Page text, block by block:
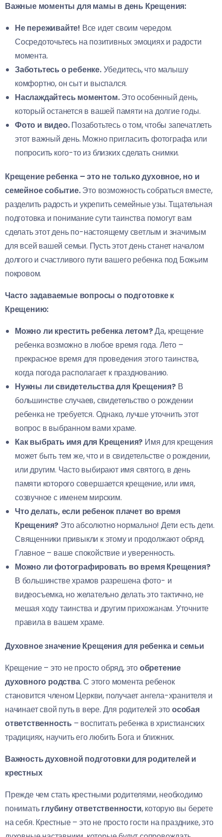
Важные моменты для мамы в день Крещения:
Не переживайте! Все идет своим чередом.
Сосредоточьтесь на позитивных эмоциях и радости
момента.
Заботьтесь о ребенке.Убедитесь, что малышу
комфортно, он сыт и выспался.
Наслаждайтесь моментом.Это особенный день,
который останется в вашей памяти на долгие годы.
Фото и видео.Позаботьтесь о том, чтобы запечатлеть
этот важный день. Можно пригласить фотографа или
попросить кого-то из близких сделать снимки.
Крещение ребенка – это не только духовное, но и
семейное событие.Это возможность собраться вместе,
разделить радость и укрепить семейные узы. Тщательная
подготовка и понимание сути таинства помогут вам
сделать этот день по-настоящему светлым и значимым
для всей вашей семьи. Пусть этот день станет началом
долгого и счастливого пути вашего ребенка под Божьим
покровом.
Часто задаваемые вопросы о подготовке к
Крещению:
Можно ли крестить ребенка летом?Да, крещение
ребенка возможно в любое время года. Лето –
прекрасное время для проведения этого таинства,
когда погода располагает к празднованию.
Нужны ли свидетельства для Крещения?В
большинстве случаев, свидетельство о рождении
ребенка не требуется. Однако, лучше уточнить этот
вопрос в выбранном вами храме.
Как выбрать имя для Крещения? Имя для крещения
может быть тем же, что и в свидетельстве о рождении,
или другим. Часто выбирают имя святого, в день
памяти которого совершается крещение, или имя,
созвучное с именем мирским.
Что делать, если ребенок плачет во время
Крещения? Это абсолютно нормально! Дети есть дети.
Священники привыкли к этому и продолжают обряд.
Главное – ваше спокойствие и уверенность.
Можно ли фотографировать во время Крещения?
В большинстве храмов разрешена фото- и
видеосъемка, но желательно делать это тактично, не
мешая ходу таинства и другим прихожанам. Уточните
правила в вашем храме.
Духовное значение Крещения для ребенка и семьи
Крещение – это не просто обряд, этообретение
духовного родства. С этого момента ребенок
становится членом Церкви, получает ангела-хранителя и
начинает свой путь в вере. Для родителей этоособая
ответственность – воспитать ребенка в христианских
традициях, научить его любить Бога и ближних.
Важность духовной подготовки для родителей и
крестных
Прежде чем стать крестными родителями, необходимо
пониматьглубину ответственности, которую вы берете
на себя. Крестные – это не просто гости на празднике, это